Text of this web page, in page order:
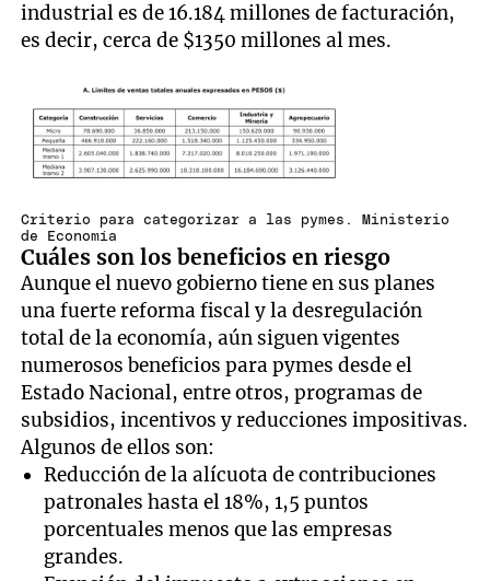
industrial es de 16.184 millones de facturación,
es decir, cerca de $1350 millones al mes.
Criterio para categorizar a las pymes. Ministerio
de Economía
Cuáles son los beneficios en riesgo
Aunque el nuevo gobierno tiene en sus planes
una fuerte reforma fiscal y la desregulación
total de la economía, aún siguen vigentes
numerosos beneficios para pymes desde el
Estado Nacional, entre otros, programas de
subsidios, incentivos y reducciones impositivas.
Algunos de ellos son:
Reducción de la alícuota de contribuciones
patronales hasta el 18%, 1,5 puntos
porcentuales menos que las empresas
grandes.